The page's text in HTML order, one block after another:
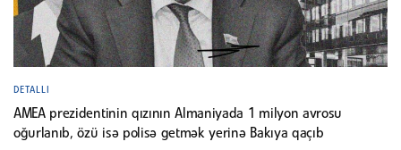
DETALLI
AMEA prezidentinin qızının Almaniyada 1 milyon avrosu
oğurlanıb, özü isə polisə getmək yerinə Bakıya qaçıb